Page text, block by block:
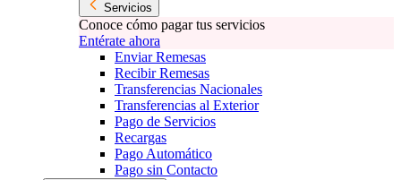
Servicios
Conoce cómo pagar tus servicios
Entérate ahora
Enviar Remesas
Recibir Remesas
Transferencias Nacionales
Transferencias al Exterior
Pago de Servicios
Recargas
Pago Automático
Pago sin Contacto